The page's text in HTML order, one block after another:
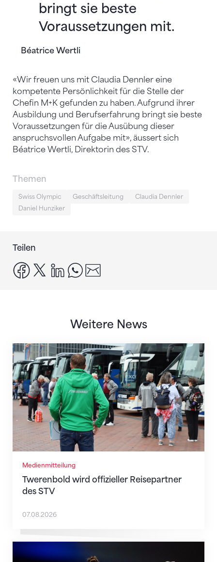
Béatrice Wertli
bringt sie beste
Voraussetzungen mit.
«Wir freuen uns mit Claudia Dennler eine
kompetente Persönlichkeit für die Stelle der
Chefin M+K gefunden zu haben. Aufgrund ihrer
Ausbildung und Berufserfahrung bringt sie beste
Voraussetzungen für die Ausübung dieser
anspruchsvollen Aufgabe mit», äussert sich
Béatrice Wertli, Direktorin des STV.
Themen
Swiss Olympic Geschäftsleitung
Claudia Dennler
Daniel Hunziker
Teilen
facebook
x linkedinwhatsapp
Weitere News
Medienmitteilung
Twerenbold wird offizieller Reisepartner
des STV
Twerenbold wird offizieller Reisepartner des STV
07.08.2026